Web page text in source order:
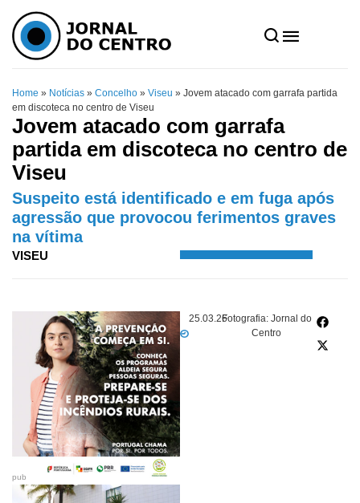
Home » Notícias » Concelho » Viseu » Jovem atacado com garrafa partida
em discoteca no centro de Viseu
Jovem atacado com garrafa
partida em discoteca no centro de
Viseu
Suspeito está identificado e em fuga após
agressão que provocou ferimentos graves
na vítima
VISEU
25.03.26Fotografia: Jornal do
Centro
pub